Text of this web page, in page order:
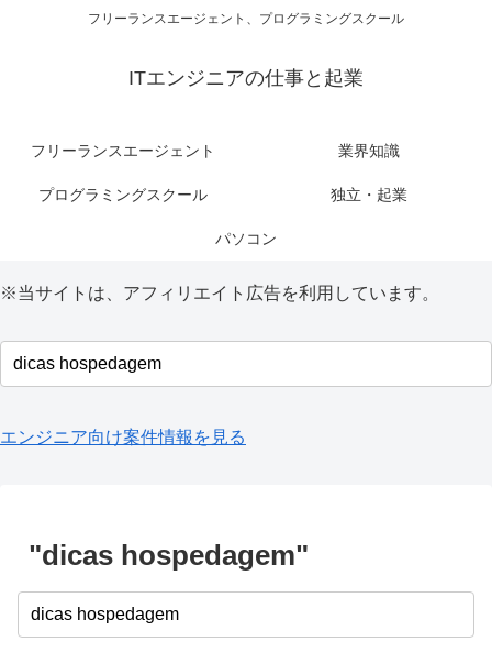
フリーランスエージェント、プログラミングスクール
ITエンジニアの仕事と起業
フリーランスエージェント 業界知識
プログラミングスクール 独立・起業
パソコン
※当サイトは、アフィリエイト広告を利用しています。
エンジニア向け案件情報を見る
"dicas hospedagem"